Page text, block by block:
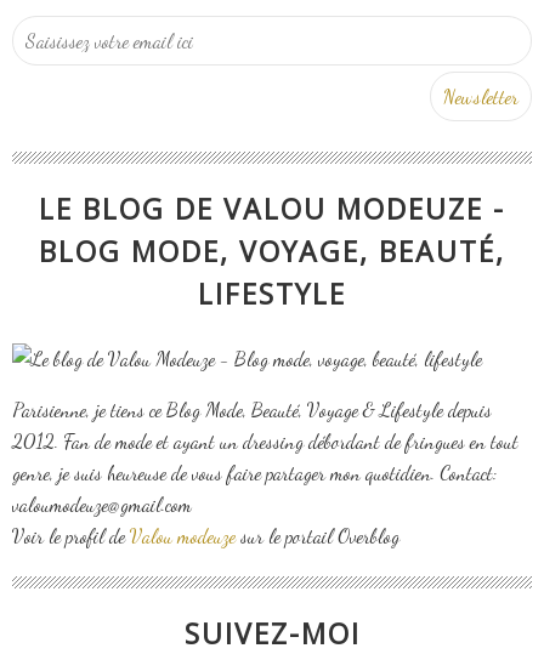
LE BLOG DE VALOU MODEUZE -
BLOG MODE, VOYAGE, BEAUTÉ,
LIFESTYLE
Parisienne, je tiens ce Blog Mode, Beauté, Voyage & Lifestyle depuis
2012. Fan de mode et ayant un dressing débordant de fringues en tout
genre, je suis heureuse de vous faire partager mon quotidien. Contact:
valoumodeuze@gmail.com
Voir le profil deValou modeuzesur le portail Overblog
SUIVEZ-MOI